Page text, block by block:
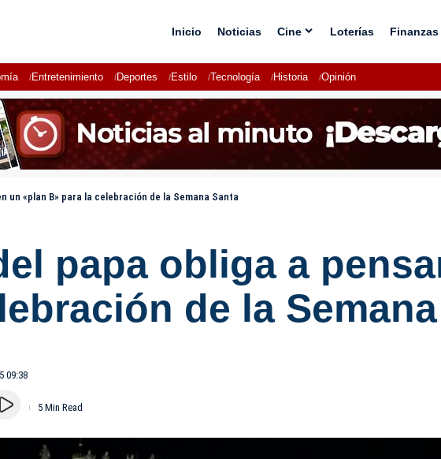
Inicio Noticias Cine Loterías Finanzas
Entretenimiento Deportes Estilo Tecnología Historia Opinión
un «plan B» para la celebración de la Semana Santa
papa obliga a
de la
09:38
5 Min Read